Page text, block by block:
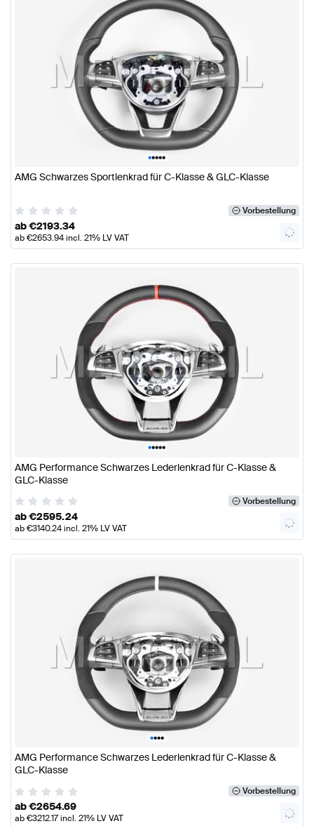
•••••
AMG Schwarzes Sportlenkrad für C-Klasse & GLC-Klasse
Vorbestellung
ab€2193.34
ab€2653.94incl. 21% LV VAT
•••••
AMG Performance Schwarzes Lederlenkrad für C-Klasse &
GLC-Klasse
Vorbestellung
ab€2595.24
ab€3140.24incl. 21% LV VAT
••••
AMG Performance Schwarzes Lederlenkrad für C-Klasse &
GLC-Klasse
Vorbestellung
ab€2654.69
ab€3212.17incl. 21% LV VAT